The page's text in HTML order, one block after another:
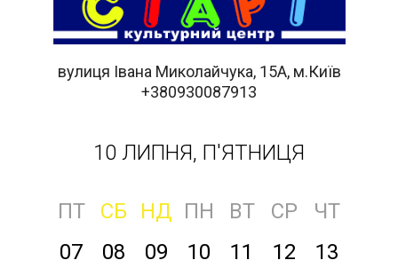
вулиця Івана Миколайчука, 15А, м.Київ
+380930087913
10 ЛИПНЯ, П'ЯТНИЦЯ
ПТ СБ НД ПН ВТ СР
ЧТ
07
08 09 10 11 12 13